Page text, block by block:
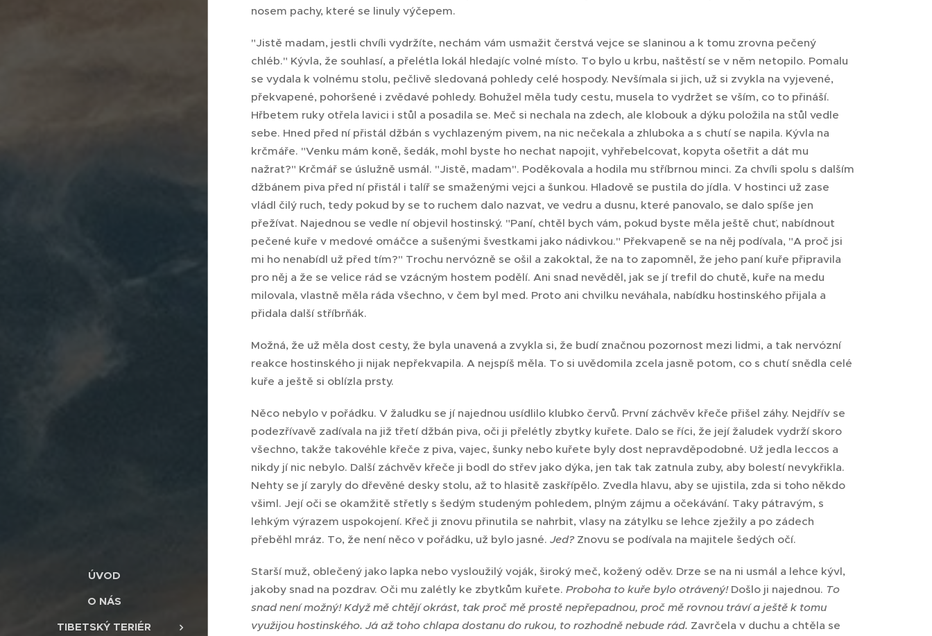
ÚVOD
O NÁS
TIBETSKÝ TERIÉR
nosem pachy, které se linuly výčepem.
"Jistě madam, jestli chvíli vydržíte, nechám vám usmažit čerstvá vejce se slaninou a k tomu zrovna pečený
chléb." Kývla, že souhlasí, a přelétla lokál hledajíc volné místo. To bylo u krbu, naštěstí se v něm netopilo. Pomalu
se vydala k volnému stolu, pečlivě sledovaná pohledy celé hospody. Nevšímala si jich, už si zvykla na vyjevené,
překvapené, pohoršené i zvědavé pohledy. Bohužel měla tudy cestu, musela to vydržet se vším, co to přináší.
Hřbetem ruky otřela lavici i stůl a posadila se. Meč si nechala na zdech, ale klobouk a dýku položila na stůl vedle
sebe. Hned před ní přistál džbán s vychlazeným pivem, na nic nečekala a zhluboka a s chutí se napila. Kývla na
krčmáře. "Venku mám koně, šedák, mohl byste ho nechat napojit, vyhřebelcovat, kopyta ošetřit a dát mu
nažrat?" Krčmář se úslužně usmál. "Jistě, madam". Poděkovala a hodila mu stříbrnou minci. Za chvíli spolu s dalším
džbánem piva před ní přistál i talíř se smaženými vejci a šunkou. Hladově se pustila do jídla. V hostinci už zase
vládl čilý ruch, tedy pokud by se to ruchem dalo nazvat, ve vedru a dusnu, které panovalo, se dalo spíše jen
přežívat. Najednou se vedle ní objevil hostinský. "Paní, chtěl bych vám, pokud byste měla ještě chuť, nabídnout
pečené kuře v medové omáčce a sušenými švestkami jako nádivkou." Překvapeně se na něj podívala, "A proč jsi
mi ho nenabídl už před tím?" Trochu nervózně se ošil a zakoktal, že na to zapomněl, že jeho paní kuře připravila
pro něj a že se velice rád se vzácným hostem podělí. Ani snad nevěděl, jak se jí trefil do chutě, kuře na medu
milovala, vlastně měla ráda všechno, v čem byl med. Proto ani chvilku neváhala, nabídku hostinského přijala a
přidala další stříbrňák.
Možná, že už měla dost cesty, že byla unavená a zvykla si, že budí značnou pozornost mezi lidmi, a tak nervózní
reakce hostinského ji nijak nepřekvapila. A nejspíš měla. To si uvědomila zcela jasně potom, co s chutí snědla celé
kuře a ještě si oblízla prsty.
Něco nebylo v pořádku. V žaludku se jí najednou usídlilo klubko červů. První záchvěv křeče přišel záhy. Nejdřív se
podezřívavě zadívala na již třetí džbán piva, oči ji přelétly zbytky kuřete. Dalo se říci, že její žaludek vydrží skoro
všechno, takže takovéhle křeče z piva, vajec, šunky nebo kuřete byly dost nepravděpodobné. Už jedla leccos a
nikdy jí nic nebylo. Další záchvěv křeče ji bodl do střev jako dýka, jen tak tak zatnula zuby, aby bolestí nevykřikla.
Nehty se jí zaryly do dřevěné desky stolu, až to hlasitě zaskřípělo. Zvedla hlavu, aby se ujistila, zda si toho někdo
všiml. Její oči se okamžitě střetly s šedým studeným pohledem, plným zájmu a očekávání. Taky pátravým, s
lehkým výrazem uspokojení. Křeč ji znovu přinutila se nahrbit, vlasy na zátylku se lehce zježily a po zádech
přeběhl mráz. To, že není něco v pořádku, už bylo jasné. Jed? Znovu se podívala na majitele šedých očí.
Starší muž, oblečený jako lapka nebo vysloužilý voják, široký meč, kožený oděv. Drze se na ni usmál a lehce kývl,
jakoby snad na pozdrav. Oči mu zalétly ke zbytkům kuřete. Proboha to kuře bylo otrávený!Došlo ji najednou. To
snad není možný! Když mě chtějí okrást, tak proč mě prostě nepřepadnou, proč mě rovnou tráví a ještě k tomu
využijou hostinského. Já až toho chlapa dostanu do rukou, to rozhodně nebude rád. Zavrčela v duchu a chtěla se